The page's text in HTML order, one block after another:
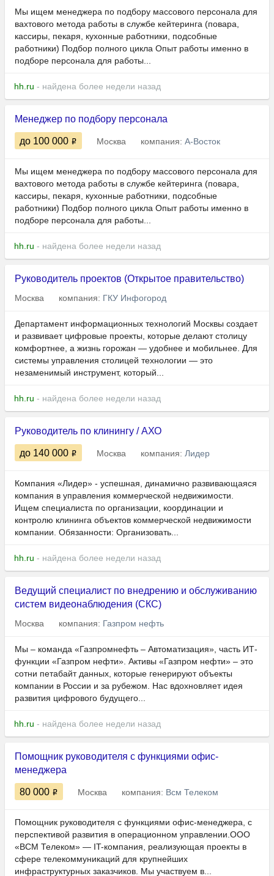
Мы ищем менеджера по подбору массового персонала для
вахтового метода работы в службе кейтеринга (повара,
кассиры, пекаря, кухонные работники, подсобные
работники) Подбор полного цикла Опыт работы именно в
подборе персонала для работы...
hh.ru - найдена более недели назад
Менеджер по подбору персонала
до 100 000 Москва компания: А-Восток
Мы ищем менеджера по подбору массового персонала для
вахтового метода работы в службе кейтеринга (повара,
кассиры, пекаря, кухонные работники, подсобные
работники) Подбор полного цикла Опыт работы именно в
подборе персонала для работы...
hh.ru - найдена более недели назад
Руководитель проектов (Открытое правительство)
Москва компания: ГКУ Инфогород
Департамент информационных технологий Москвы создает
и развивает цифровые проекты, которые делают столицу
комфортнее, а жизнь горожан — удобнее и мобильнее. Для
системы управления столицей технологии — это
незаменимый инструмент, который...
hh.ru - найдена более недели назад
Руководитель по клинингу / АХО
до 140 000 Москва компания: Лидер
Компания «Лидер» - успешная, динамично развивающаяся
компания в управления коммерческой недвижимости.
Ищем специалиста по организации, координации и
контролю клининга объектов коммерческой недвижимости
компании. Обязанности: Организовать...
hh.ru - найдена более недели назад
Ведущий специалист по внедрению и обслуживанию
систем видеонаблюдения (СКС)
Москва компания: Газпром нефть
Мы – команда «Газпромнефть – Автоматизация», часть ИТ-
функции «Газпром нефти». Активы «Газпром нефти» – это
сотни петабайт данных, которые генерируют объекты
компании в России и за рубежом. Нас вдохновляет идея
развития цифрового будущего...
hh.ru - найдена более недели назад
Помощник руководителя с функциями офис-
менеджера
80 000 Москва компания: Всм Телеком
Помощник руководителя с функциями офис-менеджера, с
перспективой развития в операционном управлении.ООО
«ВСМ Телеком» — IT-компания, реализующая проекты в
сфере телекоммуникаций для крупнейших
инфраструктурных заказчиков. Мы участвуем в...